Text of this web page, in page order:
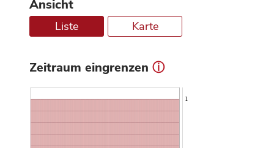
Ansicht
Liste Karte
Zeitraum eingrenzen ⓘ
1